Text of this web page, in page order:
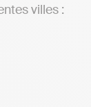
villes :